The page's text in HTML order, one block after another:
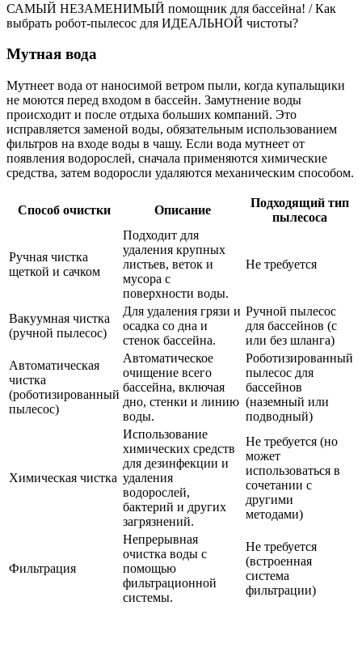
САМЫЙ НЕЗАМЕНИМЫЙ помощник для бассейна! / Как
выбрать робот-пылесос для ИДЕАЛЬНОЙ чистоты?
Мутная вода
Мутнеет вода от наносимой ветром пыли, когда купальщики
не моются перед входом в бассейн. Замутнение воды
происходит и после отдыха больших компаний. Это
исправляется заменой воды, обязательным использованием
фильтров на входе воды в чашу. Если вода мутнеет от
появления водорослей, сначала применяются химические
средства, затем водоросли удаляются механическим способом.
Способ очистки Описание
Подходящий тип
пылесоса
Ручная чистка
щеткой и сачком
Подходит для
удаления крупных
листьев, веток и
мусора с
поверхности воды.
Не требуется
Вакуумная чистка
(ручной пылесос)
Для удаления грязи и
осадка со дна и
стенок бассейна.
Ручной пылесос
для бассейнов (с
или без шланга)
Автоматическая
чистка
(роботизированный
пылесос)
Автоматическое
очищение всего
бассейна, включая
дно, стенки и линию
воды.
Роботизированный
пылесос для
бассейнов
(наземный или
подводный)
Химическая чистка
Использование
химических средств
для дезинфекции и
удаления
водорослей,
бактерий и других
загрязнений.
Не требуется (но
может
использоваться в
сочетании с
другими
методами)
Фильтрация
Непрерывная
очистка воды с
помощью
фильтрационной
системы.
Не требуется
(встроенная
система
фильтрации)